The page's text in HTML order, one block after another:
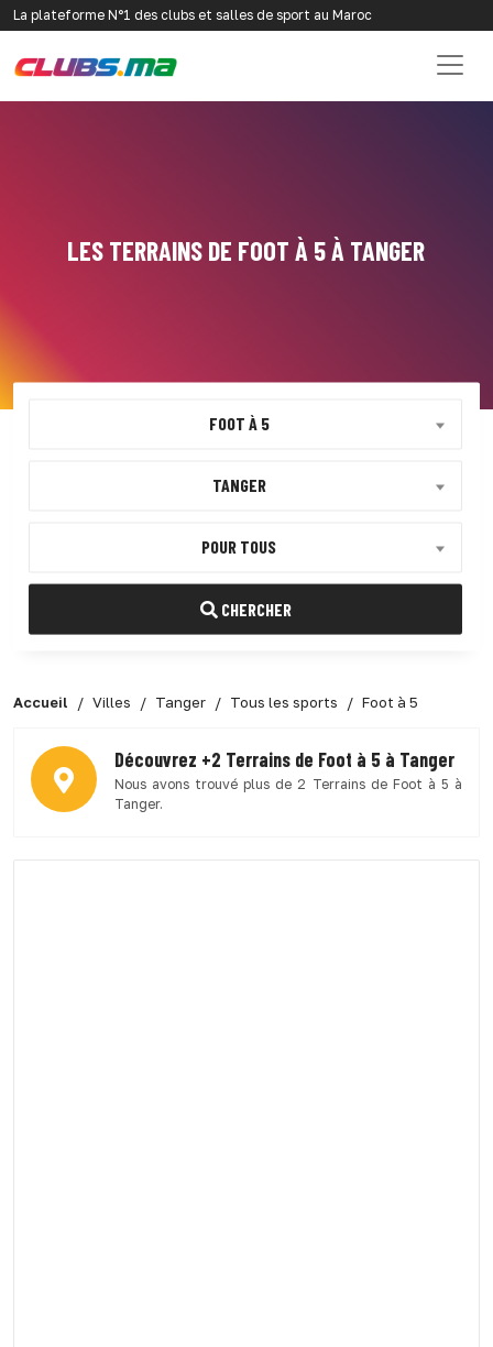
La plateforme N°1 des clubs et salles de sport au Maroc
LES TERRAINS DE FOOT À 5 À TANGER
FOOT À 5
TANGER
POUR TOUS
CHERCHER
Accueil Villes Tanger Tous les sports Foot à 5
Découvrez +2 Terrains de Foot à 5 à Tanger
Nous avons trouvé plus de 2 Terrains de Foot à 5 à
Tanger.